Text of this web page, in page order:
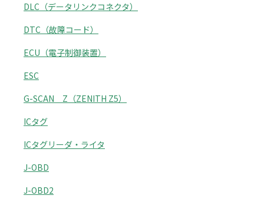
DLC（データリンクコネクタ）
DTC（故障コード）
ECU（電子制御装置）
ESC
G-SCAN Z（ZENITH Z5）
ICタグ
ICタグリーダ・ライタ
J-OBD
J-OBD2